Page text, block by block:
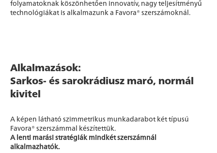
folyamatoknak köszönhetően innovatív, nagy teljesítményű
technológiákat is alkalmazunk a Favora® szerszámoknál.
Alkalmazások:
Sarkos- és sarokrádiusz maró, normál
kivitel
A képen látható szimmetrikus munkadarabot két típusú
Favora® szerszámmal készítettük.
A lenti marási stratégiák mindkét szerszámnál
alkalmazhatók.